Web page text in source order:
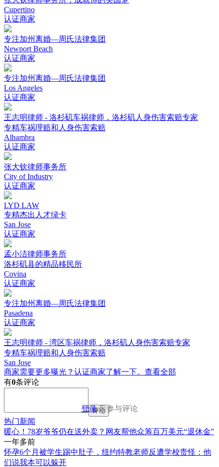
Cupertino
认证商家
专注加州离婚—周氏法律集团
Newport Beach
认证商家
专注加州离婚—周氏法律集团
Los Angeles
认证商家
王志明律师 - 洛杉矶车祸律师，洛杉矶人身伤害索赔专家
专精车祸理赔和人身伤害索赔
Alhambra
认证商家
张大钦律师事务所
City of Industry
认证商家
LYD LAW
专精杰出人才绿卡
San Jose
认证商家
孟小洁律师事务所
洛杉矶县的精品移民所
Covina
认证商家
专注加州离婚—周氏法律集团
Pasadena
认证商家
王志明律师 - 湾区车祸律师，洛杉矶人身伤害索赔专家
专精车祸理赔和人身伤害索赔
San Jose
商家需要更多曝光？认证商家了解一下。 查看全部
有0条评论
登录后参与评论
评论
热门新闻
暖心！78岁爷爷仍在送外卖？网友帮他众筹百万美元“退休金”
一年多前
怀孕6个月被学生踢中肚子，纽约特教老师反遭学校责怪：他
们说我本可以躲开